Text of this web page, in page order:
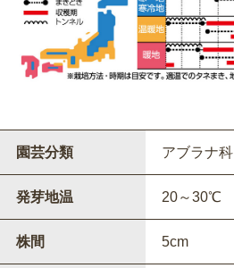
園芸分類 アブラナ科
発芽地温 20～30℃
株間 5cm